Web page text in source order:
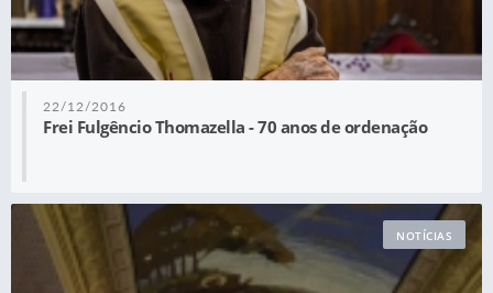
22/12/2016
Frei Fulgêncio Thomazella - 70 anos de ordenação
NOTÍCIAS